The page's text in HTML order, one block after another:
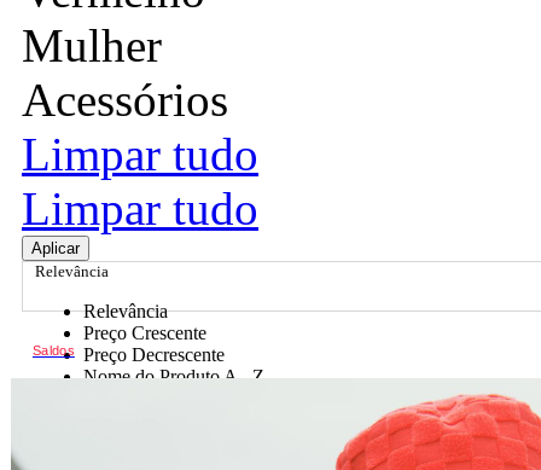
Mulher
Acessórios
Limpar tudo
Limpar tudo
Aplicar
Relevância
Relevância
Preço Crescente
Preço Decrescente
Nome do Produto A - Z
Saldos